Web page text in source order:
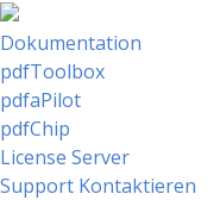
Dokumentation
pdfToolbox
pdfaPilot
pdfChip
License Server
Support Kontaktieren